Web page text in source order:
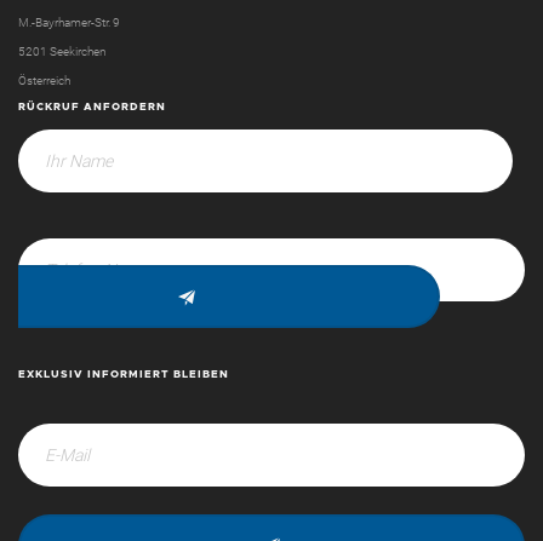
M.-Bayrhamer-Str. 9
5201 Seekirchen
Österreich
RÜCKRUF ANFORDERN
EXKLUSIV INFORMIERT BLEIBEN